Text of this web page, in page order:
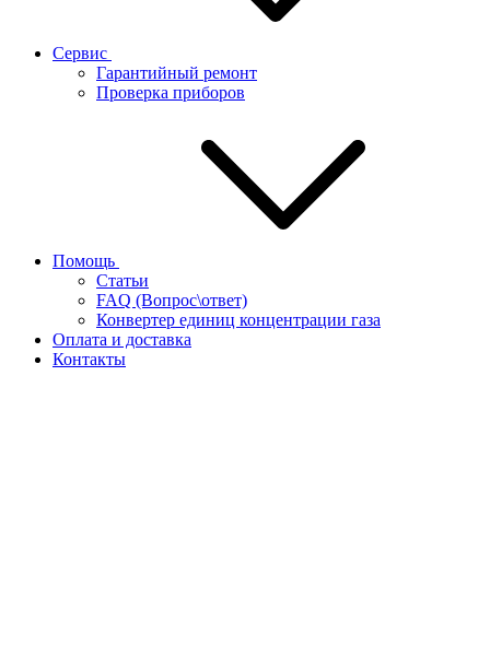
Сервис
Гарантийный ремонт
Проверка приборов
Помощь
Статьи
FAQ (Вопрос\ответ)
Конвертер единиц концентрации газа
Оплата и доставка
Контакты